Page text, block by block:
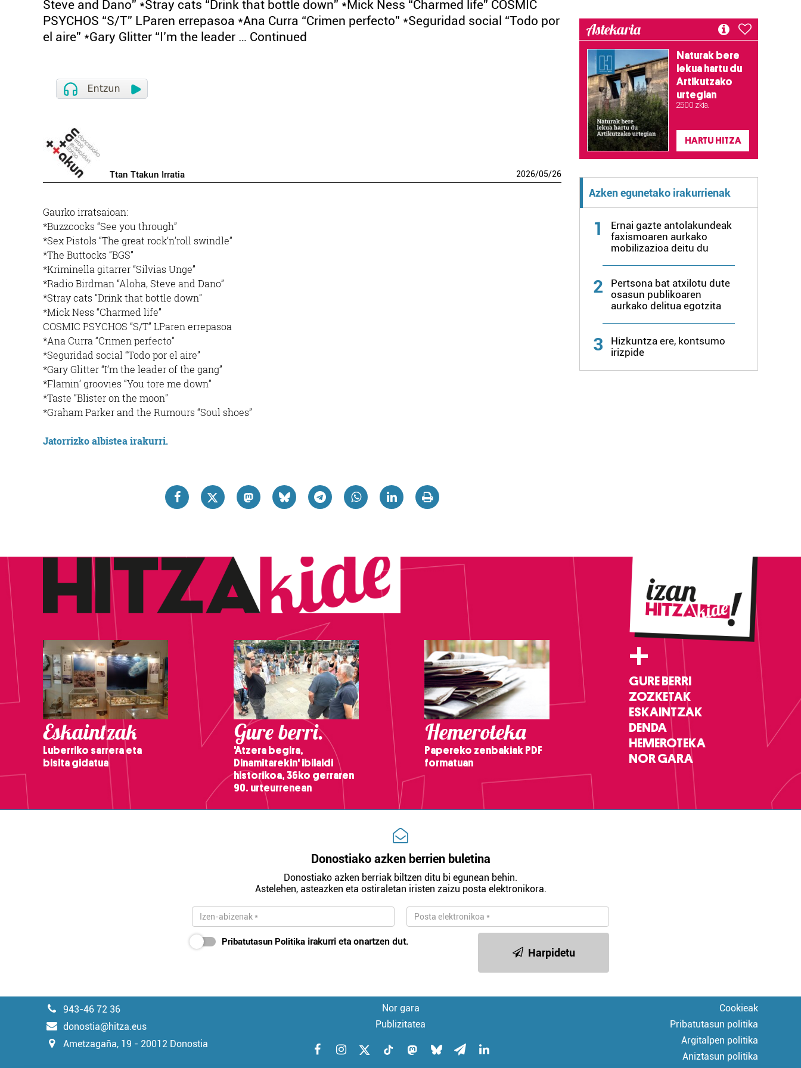
Steve and Dano” *Stray cats “Drink that bottle down” *Mick Ness “Charmed life” COSMIC
PSYCHOS “S/T” LParen errepasoa *Ana Curra “Crimen perfecto” *Seguridad social “Todo por
el aire” *Gary Glitter “I’m the leader … Continued
Ttan Ttakun Irratia 2026/05/26
Gaurko irratsaioan:
*Buzzcocks “See you through”
*Sex Pistols “The great rock’n’roll swindle”
*The Buttocks “BGS”
*Kriminella gitarrer “Silvias Unge”
*Radio Birdman “Aloha, Steve and Dano”
*Stray cats “Drink that bottle down”
*Mick Ness “Charmed life”
COSMIC PSYCHOS “S/T” LParen errepasoa
*Ana Curra “Crimen perfecto”
*Seguridad social “Todo por el aire”
*Gary Glitter “I’m the leader of the gang”
*Flamin’ groovies “You tore me down”
*Taste “Blister on the moon”
*Graham Parker and the Rumours “Soul shoes”
Jatorrizko albistea irakurri.
Astekaria
Naturak bere
lekua hartu du
Artikutzako
urtegian
2.500 zkia.
HARTU HITZA
Azken egunetako irakurrienak
1
Ernai gazte antolakundeak
faxismoaren aurkako
mobilizazioa deitu du
2
Pertsona bat atxilotu dute
osasun publikoaren
aurkako delitua egotzita
3
Hizkuntza ere, kontsumo
irizpide
Eskaintzak
Luberriko sarrera eta
bisita gidatua
Gure berri.
'Atzera begira,
Dinamitarekin' ibilaldi
historikoa, 36ko gerraren
90. urteurrenean
Hemeroteka
Papereko zenbakiak PDF
formatuan
+
GURE BERRI
ZOZKETAK
ESKAINTZAK
DENDA
HEMEROTEKA
NOR GARA
Donostiako azken berrien buletina
Donostiako azken berriak biltzen ditu bi egunean behin.
Astelehen, asteazken eta ostiraletan iristen zaizu posta elektronikora.
Pribatutasun Politika irakurri eta onartzen dut.
Harpidetu
943-46 72 36
donostia@hitza.eus
Ametzagaña, 19 - 20012 Donostia
Nor gara
Publizitatea
Cookieak
Pribatutasun politika
Argitalpen politika
Aniztasun politika